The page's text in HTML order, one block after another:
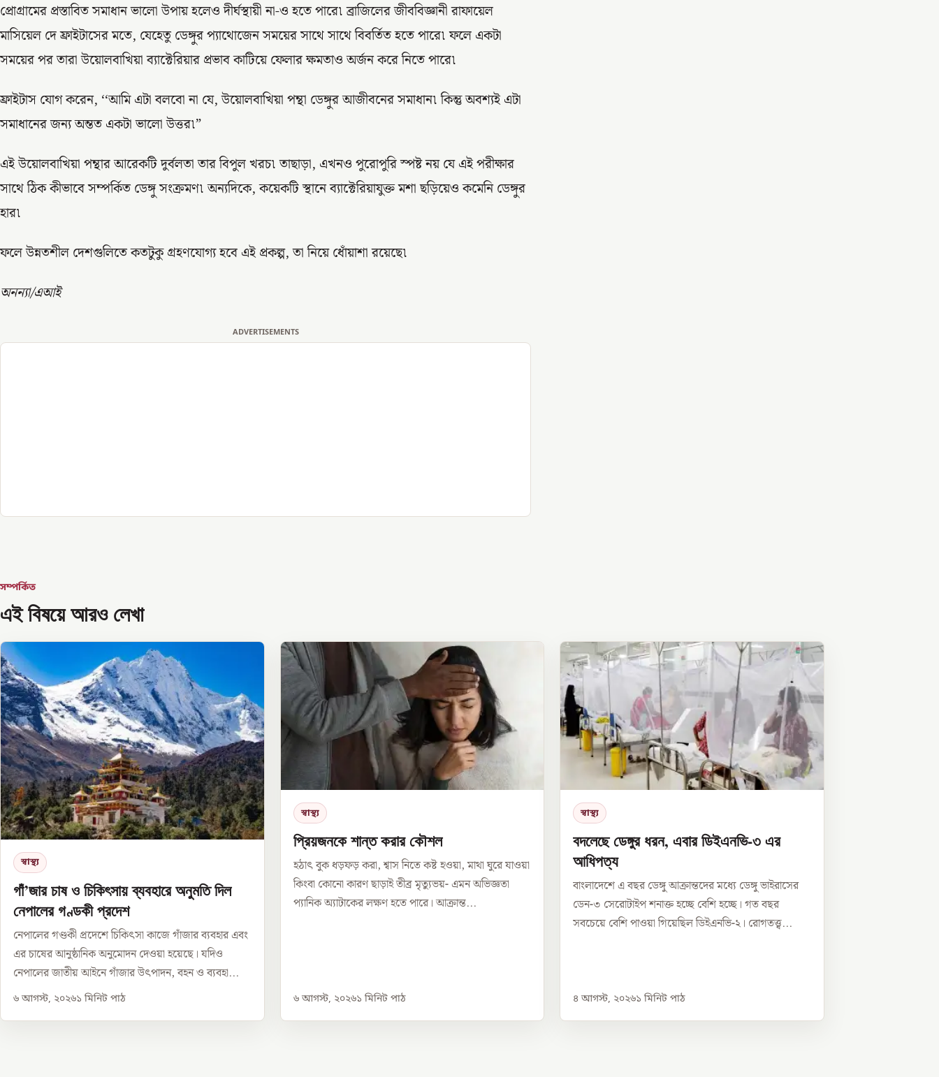
প্রোগ্রামের প্রস্তাবিত সমাধান ভালো উপায় হলেও দীর্ঘস্থায়ী না-ও হতে পারে৷ ব্রাজিলের জীববিজ্ঞানী রাফায়েল
মাসিয়েল দে ফ্রাইটাসের মতে, যেহেতু ডেঙ্গুর প্যাথোজেন সময়ের সাথে সাথে বিবর্তিত হতে পারে৷ ফলে একটা
সময়ের পর তারা উয়োলবাখিয়া ব্যাক্টেরিয়ার প্রভাব কাটিয়ে ফেলার ক্ষমতাও অর্জন করে নিতে পারে৷
ফ্রাইটাস যোগ করেন, ‘‘আমি এটা বলবো না যে, উয়োলবাখিয়া পন্থা ডেঙ্গুর আজীবনের সমাধান৷ কিন্তু অবশ্যই এটা
সমাধানের জন্য অন্তত একটা ভালো উত্তর৷”
এই উয়োলবাখিয়া পন্থার আরেকটি দুর্বলতা তার বিপুল খরচ৷ তাছাড়া, এখনও পুরোপুরি স্পষ্ট নয় যে এই পরীক্ষার
সাথে ঠিক কীভাবে সম্পর্কিত ডেঙ্গু সংক্রমণ৷ অন্যদিকে, কয়েকটি স্থানে ব্যাক্টেরিয়াযুক্ত মশা ছড়িয়েও কমেনি ডেঙ্গুর
হার৷
ফলে উন্নতশীল দেশগুলিতে কতটুকু গ্রহণযোগ্য হবে এই প্রকল্প, তা নিয়ে ধোঁয়াশা রয়েছে৷
অনন্যা/এআই
ADVERTISEMENTS
সম্পর্কিত
এই বিষয়ে আরও লেখা
স্বাস্থ্য
গাঁ’জার চাষ ও চিকিৎসায় ব্যবহারে অনুমতি দিল
নেপালের গণ্ডকী প্রদেশ
নেপালের গণ্ডকী প্রদেশে চিকিৎসা কাজে গাঁজার ব্যবহার এবং
এর চাষের আনুষ্ঠানিক অনুমোদন দেওয়া হয়েছে। যদিও
নেপালের জাতীয় আইনে গাঁজার উৎপাদন, বহন ও ব্যবহা...
৬ আগস্ট, ২০২৬১ মিনিট পাঠ
স্বাস্থ্য
প্রিয়জনকে শান্ত করার কৌশল
হঠাৎ বুক ধড়ফড় করা, শ্বাস নিতে কষ্ট হওয়া, মাথা ঘুরে যাওয়া
কিংবা কোনো কারণ ছাড়াই তীব্র মৃত্যুভয়- এমন অভিজ্ঞতা
প্যানিক অ্যাটাকের লক্ষণ হতে পারে। আক্রান্ত...
৬ আগস্ট, ২০২৬১ মিনিট পাঠ
স্বাস্থ্য
বদলেছে ডেঙ্গুর ধরন, এবার ডিইএনভি-৩ এর
আধিপত্য
বাংলাদেশে এ বছর ডেঙ্গু আক্রান্তদের মধ্যে ডেঙ্গু ভাইরাসের
ডেন-৩ সেরোটাইপ শনাক্ত হচ্ছে বেশি হচ্ছে। গত বছর
সবচেয়ে বেশি পাওয়া গিয়েছিল ডিইএনভি-২। রোগতত্ত্ব...
৪ আগস্ট, ২০২৬১ মিনিট পাঠ